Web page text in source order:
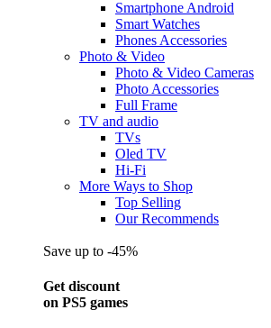
Smartphone Android
Smart Watches
Phones Accessories
Photo & Video
Photo & Video Cameras
Photo Accessories
Full Frame
TV and audio
TVs
Oled TV
Hi-Fi
More Ways to Shop
Top Selling
Our Recommends
Save up to -45%
Get discount
on PS5 games